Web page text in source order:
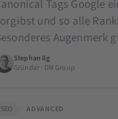
Tags Google
und so alle
Stephan Ilg
Gründer · DM Group
SEO ADVANCED